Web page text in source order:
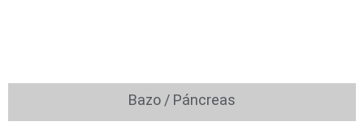
Bazo / Páncreas